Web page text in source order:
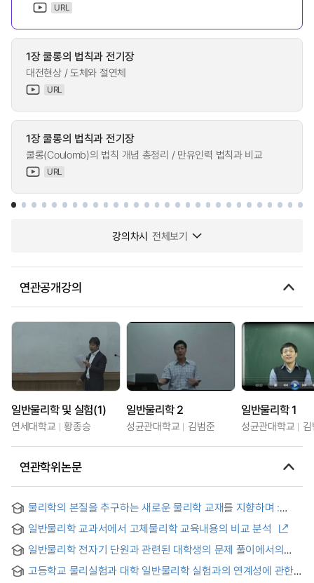
URL
1장 쿨롱의 법칙과 전기장
대전현상 / 도체와 절연체
URL
1장 쿨롱의 법칙과 전기장
쿨롱(Coulomb)의 법칙 개념 총정리 / 만유인력 법칙과 비교
URL
강의차시 전체보기
연관공개강의
일반물리학 및 실험(1)
연세대학교 황종승
일반물리학 2
성균관대학교 김범준
일반물리학 1
성균관대학교
연관학위논문
물리학의 본질을 추구하는 새로운 물리학 교재를 지향하며 :
일반물리학 교과서에서 고체물리학 교육내용의 비교 분석
일반물리학 전자기 단원과 관련된 대학생의 문제 풀이에서의
고등학교 물리실험과 대학 일반물리학 실험과의 연계성에 관한